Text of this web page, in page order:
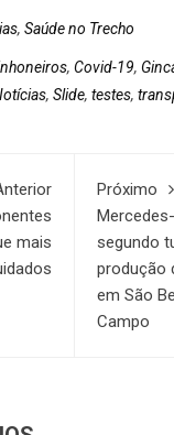
, Saúde no Trecho
, Covid-19,
, Slide, testes,
mais
Próximo
segundo
produção
em São
Campo